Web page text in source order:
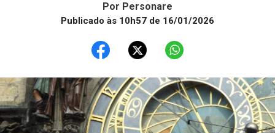
Por Personare
Publicado às 10h57 de 16/01/2026